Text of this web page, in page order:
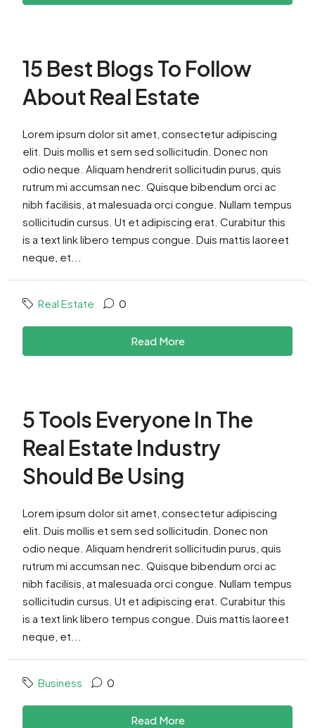
15 Best Blogs To Follow
About Real Estate
Lorem ipsum dolor sit amet, consectetur adipiscing
elit. Duis mollis et sem sed sollicitudin. Donec non
odio neque. Aliquam hendrerit sollicitudin purus, quis
rutrum mi accumsan nec. Quisque bibendum orci ac
nibh facilisis, at malesuada orci congue. Nullam tempus
sollicitudin cursus. Ut et adipiscing erat. Curabitur this
is a text link libero tempus congue. Duis mattis laoreet
neque, et...
Real Estate 0
Read More
5 Tools Everyone In The
Real Estate Industry
Should Be Using
Lorem ipsum dolor sit amet, consectetur adipiscing
elit. Duis mollis et sem sed sollicitudin. Donec non
odio neque. Aliquam hendrerit sollicitudin purus, quis
rutrum mi accumsan nec. Quisque bibendum orci ac
nibh facilisis, at malesuada orci congue. Nullam tempus
sollicitudin cursus. Ut et adipiscing erat. Curabitur this
is a text link libero tempus congue. Duis mattis laoreet
neque, et...
Business 0
Read More